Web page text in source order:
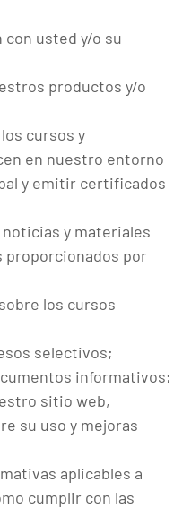
con usted y/o su
productos y/o
cursos y
en nuestro entorno
y emitir certificados
y materiales
por
los cursos
selectivos;
informativos;
sitio web,
su uso y mejoras
aplicables a
cumplir con las